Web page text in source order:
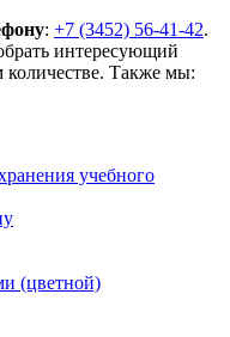
: +7 (3452) 56-41-42.
интересующий
количестве. Также мы:
учебного
(цветной)